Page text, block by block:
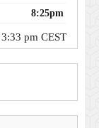
8:25pm
pm CEST